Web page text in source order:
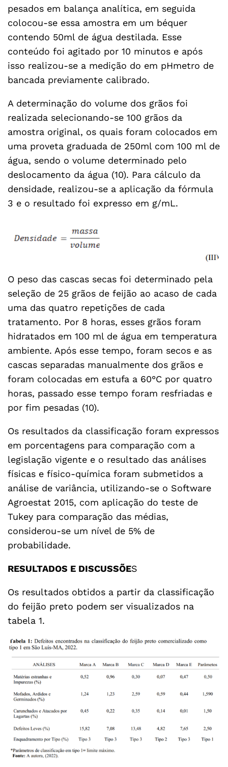
pesados em balança analítica, em seguida
colocou-se essa amostra em um béquer
contendo 50ml de água destilada. Esse
conteúdo foi agitado por 10 minutos e após
isso realizou-se a medição do em pHmetro de
bancada previamente calibrado.
A determinação do volume dos grãos foi
realizada selecionando-se 100 grãos da
amostra original, os quais foram colocados em
uma proveta graduada de 250ml com 100 ml de
água, sendo o volume determinado pelo
deslocamento da água (10). Para cálculo da
densidade, realizou-se a aplicação da fórmula
3 e o resultado foi expresso em g/mL.
O peso das cascas secas foi determinado pela
seleção de 25 grãos de feijão ao acaso de cada
uma das quatro repetições de cada
tratamento. Por 8 horas, esses grãos foram
hidratados em 100 ml de água em temperatura
ambiente. Após esse tempo, foram secos e as
cascas separadas manualmente dos grãos e
foram colocadas em estufa a 60°C por quatro
horas, passado esse tempo foram resfriadas e
por fim pesadas (10).
Os resultados da classificação foram expressos
em porcentagens para comparação com a
legislação vigente e o resultado das análises
físicas e físico-química foram submetidos a
análise de variância, utilizando-se o Software
Agroestat 2015, com aplicação do teste de
Tukey para comparação das médias,
considerou-se um nível de 5% de
probabilidade.
RESULTADOS E DISCUSSÕES
Os resultados obtidos a partir da classificação
do feijão preto podem ser visualizados na
tabela 1.